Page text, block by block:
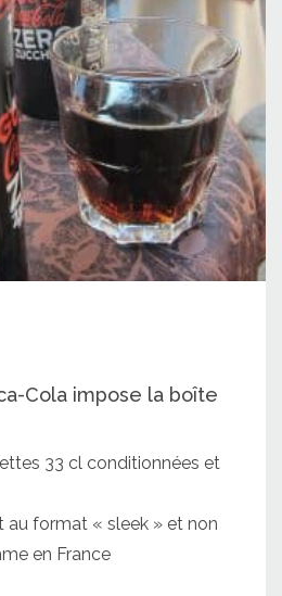
Cola impose la boîte
33 cl conditionnées et
au format « sleek » et non
en France